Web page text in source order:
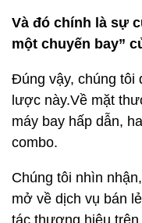
Và đó chính là sự
một chuyến bay”
Đúng vậy, chúng tôi
lược này.Về mặt
máy bay hấp dẫn,
combo.
Chúng tôi nhìn
mở về dịch vụ bán
tác thương hiệu